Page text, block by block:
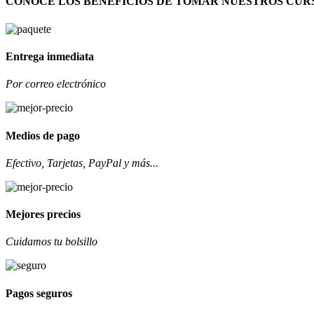
Entrega inmediata
Por correo electrónico
Medios de pago
Efectivo, Tarjetas, PayPal y más...
Mejores precios
Cuidamos tu bolsillo
Pagos seguros